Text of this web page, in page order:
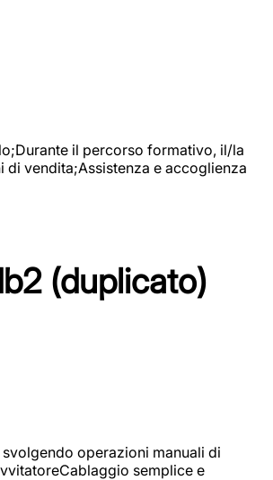
il percorso formativo, il/la
vendita;Assistenza e accoglienza
(duplicato)
operazioni manuali di
semplice e